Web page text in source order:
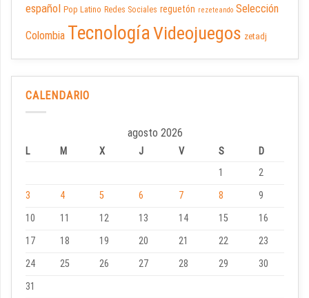
español Pop Latino Redes Sociales reguetón rezeteando Selección
Colombia TecnologíaVideojuegos zetadj
CALENDARIO
agosto 2026
L M X J V S
D
1
2
3
4 5 6 7 8
9
10
11 12 13 14 15
16
17
18 19 20 21 22
23
24
25 26 27 28 29
30
31